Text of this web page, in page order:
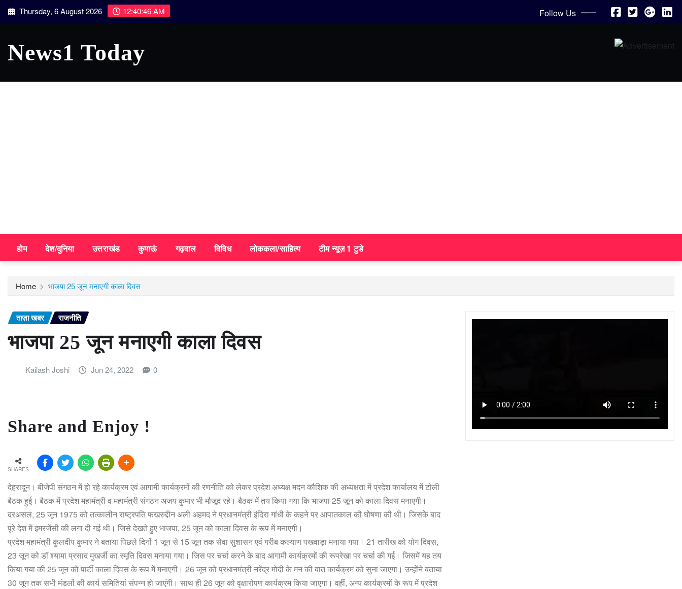
Skip Thursday, 6 August 2026 12:40:47 AM Follow Us
News1 Today
होम देश/दुनिया उत्तराखंड कुमाऊं गढ़वाल विविध लोककला/साहित्य टीम न्यूज़ 1 टुडे
Home भाजपा 25 जून मनाएगी काला दिवस
ताज़ा खबर राजनीति
भाजपा 25 जून मनाएगी काला दिवस
Kailash Joshi Jun 24, 2022 0
Share and Enjoy !
SHARES
देहरादून। बीजेपी संगठन में हो रहे कार्यक्रम एवं आगामी कार्यक्रमों की रणनीति को लेकर प्रदेश अध्यक्ष मदन कौशिक की अध्यक्षता में प्रदेश कार्यालय में टोली
बैठक हुई। बैठक में प्रदेश महामंत्री व महामंत्री संगठन अजय कुमार भी मौजूद रहे। बैठक में तय किया गया कि भाजपा 25 जून को काला दिवस मनाएगी।
दरअसल, 25 जून 1975 को तत्कालीन राष्ट्रपति फखरुद्दीन अली अहमद ने प्रधानमंत्री इंदिरा गांधी के कहने पर आपातकाल की घोषणा की थी। जिसके बाद
पूरे देश में इमरजेंसी की लगा दी गई थी। जिसे देखते हुए भाजपा, 25 जून को काला दिवस के रूप में मनाएगी।
प्रदेश महामंत्री कुलदीप कुमार ने बताया पिछले दिनों 1 जून से 15 जून तक सेवा सुशासन एवं गरीब कल्याण पखवाड़ा मनाया गया। 21 तारीख को योग दिवस,
23 जून को डॉ श्यामा प्रसाद मुखर्जी का स्मृति दिवस मनाया गया। जिस पर चर्चा करने के बाद आगामी कार्यक्रमों की रूपरेखा पर चर्चा की गई। जिसमें यह तय
किया गया की 25 जून को पार्टी काला दिवस के रूप में मनाएगी। 26 जून को प्रधानमंत्री नरेंद्र मोदी के मन की बात कार्यक्रम को सुना जाएगा। उन्होंने बताया
30 जून तक सभी मंडलों की कार्य समितियां संपन्न हो जाएंगी। साथ ही 26 जून को वृक्षारोपण कार्यक्रम किया जाएगा। वहीं, अन्य कार्यक्रमों के रूप में प्रदेश